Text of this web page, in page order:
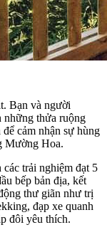
Bạn và người
những thửa ruộng
cảm nhận sự hùng
Mường Hoa.
các trải nghiệm đạt 5
bếp bản địa, kết
thư giãn như trị
đạp xe quanh
đôi yêu thích.